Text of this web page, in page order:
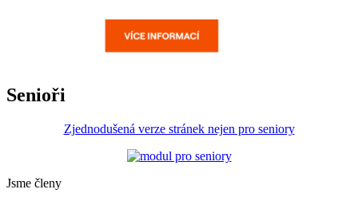
Senioři
Zjednodušená verze stránek nejen pro seniory
Jsme členy